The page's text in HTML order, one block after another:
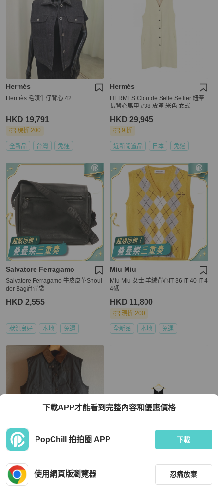
Hermès
Hermès 毛領牛仔背心 42
HKD 19,791
現折 200
全新品 台灣 免運
Hermès
HERMES Clou de Selle Sellier 紐帶
長背心馬甲 #38 皮革 米色 女式
HKD 29,945
9 折
近新閒置品 日本 免運
Salvatore Ferragamo
Salvatore Ferragamo 牛皮皮革Shoul
der Bag肩背袋
HKD 2,555
狀況良好 本地 免運
Miu Miu
Miu Miu 女士 羊絨背心IT-36 IT-40 IT-4
4碼
HKD 11,800
現折 200
全新品 本地 免運
Miu Miu
Miu Miu 油蠟皮 作舊工法 巴恩風 背
心/馬甲
HKD 31,248
Hermes Black Tank Top Shirt Size 40
下載APP才能看到完整內容和優惠價格
PopChill 拍拍圈 APP 下載
使用網頁版瀏覽器 忍痛放棄